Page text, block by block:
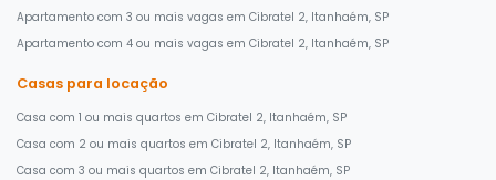
Apartamento com 3 ou mais vagas em Cibratel 2, Itanhaém, SP
Apartamento com 4 ou mais vagas em Cibratel 2, Itanhaém, SP
Casas para locação
Casa com 1 ou mais quartos em Cibratel 2, Itanhaém, SP
Casa com 2 ou mais quartos em Cibratel 2, Itanhaém, SP
Casa com 3 ou mais quartos em Cibratel 2, Itanhaém, SP